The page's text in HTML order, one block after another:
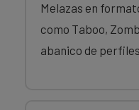
Melazas en
como Taboo,
abanico de